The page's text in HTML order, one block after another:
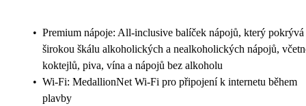
• Premium nápoje: All-inclusive balíček nápojů, který pokrývá
širokou škálu alkoholických a nealkoholických nápojů,
koktejlů, piva, vína a nápojů bez alkoholu
• Wi-Fi: MedallionNet Wi-Fi pro připojení k internetu během
plavby